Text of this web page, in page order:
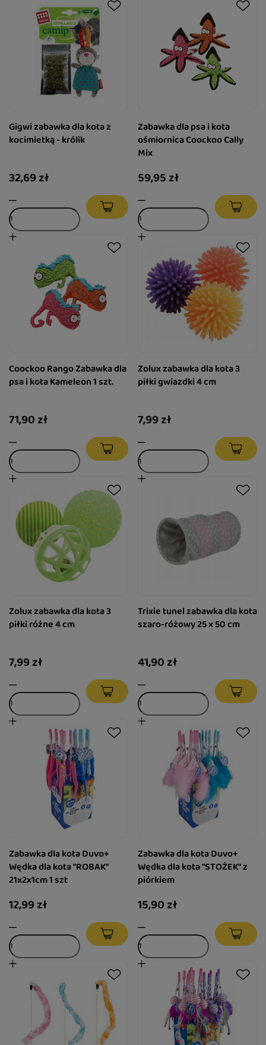
Gigwi zabawka dla kota z
kocimietką - królik
32,69 zł
Zabawka dla psa i kota
ośmiornica Coockoo Cally
Mix
59,95 zł
Coockoo Rango Zabawka dla
psa i kota Kameleon 1 szt.
71,90 zł
Zolux zabawka dla kota 3
piłki gwiazdki 4 cm
7,99 zł
Zolux zabawka dla kota 3
piłki różne 4 cm
7,99 zł
Trixie tunel zabawka dla kota
szaro-różowy 25 x 50 cm
41,90 zł
Zabawka dla kota Duvo+
Wędka dla kota "ROBAK"
21x2x1cm 1 szt
12,99 zł
Zabawka dla kota Duvo+
Wędka dla kota "STOŻEK" z
piórkiem
15,90 zł